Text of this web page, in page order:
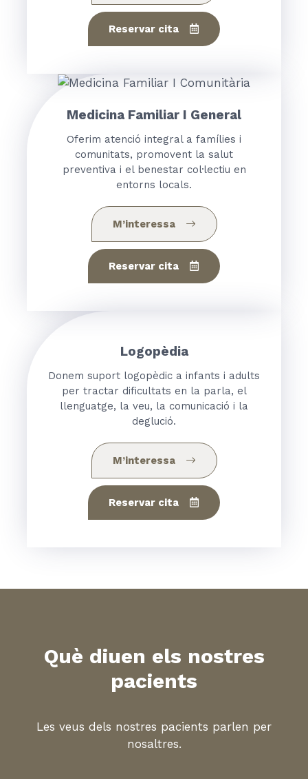
Reservar cita
Medicina Familiar I General
Oferim atenció integral a famílies i
comunitats, promovent la salut
preventiva i el benestar col·lectiu en
entorns locals.
M’interessa
Reservar cita
Logopèdia
Donem suport logopèdic a infants i adults
per tractar dificultats en la parla, el
llenguatge, la veu, la comunicació i la
deglució.
M’interessa
Reservar cita
Què diuen els nostres
pacients
Les veus dels nostres pacients parlen per
nosaltres.